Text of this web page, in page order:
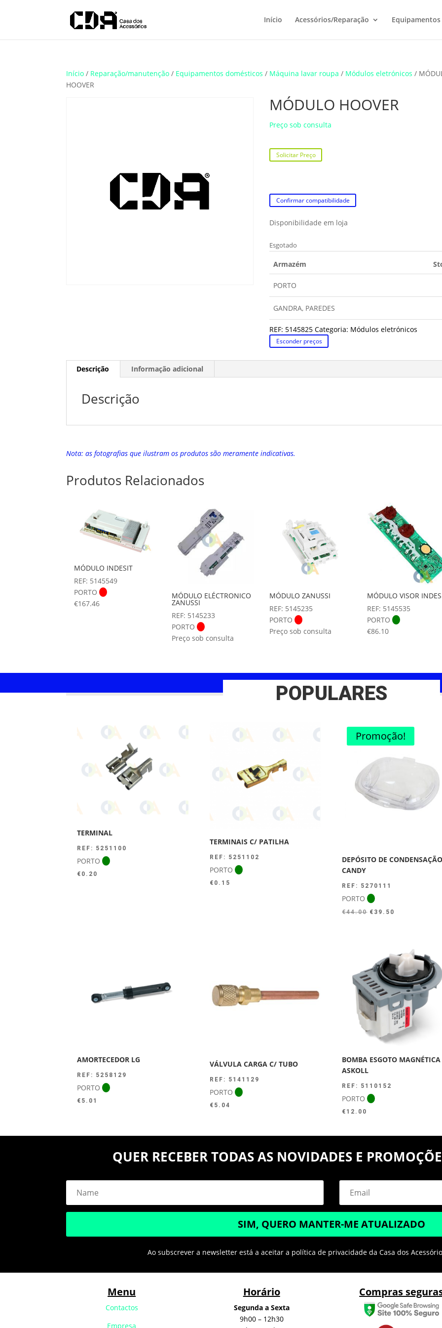
Início Acessórios/Reparação
Início / Reparação/manutenção / Equipamentos domésticos / Máquina lavar roupa / Módulos eletrónicos /
HOOVER
MÓDULO HOOVER
Preço sob consulta
Solicitar Preço
Confirmar compatibilidade
Disponibilidade em loja
Esgotado
Armazém
PORTO
GANDRA, PAREDES
REF: 5145825 Categoria: Módulos eletrónicos
Esconder preços
Descrição Informação adicional
Descrição
Nota: as fotografias que ilustram os produtos são meramente indicativas.
Produtos Relacionados
MÓDULO INDESIT
REF: 5145549
PORTO
€167.46
MÓDULO ELÉCTRONICO
ZANUSSI
REF: 5145233
PORTO
Preço sob consulta
MÓDULO ZANUSSI
REF: 5145235
PORTO
Preço sob consulta
MÓDULO VISOR
REF: 5145535
PORTO
€86.10
POPULARES
TERMINAL
REF: 5251100
PORTO
€ 0.20
TERMINAIS C/ PATILHA
REF: 5251102
PORTO
€ 0.15
Promoção!
DEPÓSITO DE
CANDY
REF: 5270111
PORTO
€44.00 O
€44.00.
€ 39.50
€39.50.
AMORTECEDOR LG
REF: 5258129
PORTO
€ 5.01
VÁLVULA CARGA C/ TUBO
REF: 5141129
PORTO
€ 5.04
BOMBA ESGOTO MAGNÉTICA
ASKOLL
REF: 5110152
PORTO
€ 12.00
QUER RECEBER TODAS AS NOVIDADES E
SIM, QUERO MANTER-ME ATUALIZADO
Ao subscrever a newsletter está a aceitar a política de privacidade da Casa dos
Menu
Contactos
Empresa
Horário
Segunda a Sexta
9h00 – 12h30
Compras